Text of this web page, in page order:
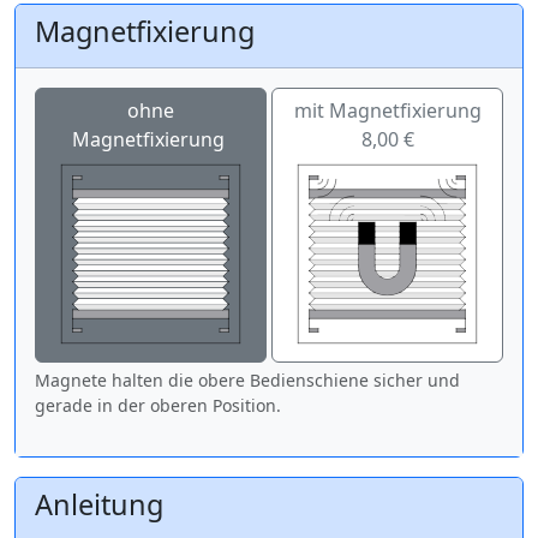
Magnetfixierung
ohne
Magnetfixierung
mit Magnetfixierung
8,00 €
Magnete halten die obere Bedienschiene sicher und
gerade in der oberen Position.
Anleitung